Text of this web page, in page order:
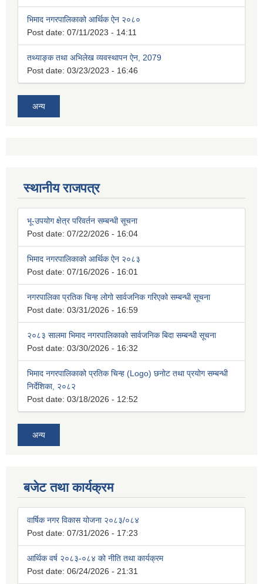
भिमाद नगरपालिकाको आर्थिक ऐन २०८०
Post date: 07/11/2023 - 14:11
तथ्याङ्क तथा अभिलेख व्यवस्थापन ऐन, 2079
Post date: 03/23/2023 - 16:46
अन्य
स्थानीय राजपत्र
भू-उपयोग क्षेत्र परिवर्तन सम्बन्धी सूचना
Post date: 07/22/2026 - 16:04
भिमाद नगरपालिकाको आर्थिक ऐन २०८३
Post date: 07/16/2026 - 16:01
नगरपालिका प्रतिक चिन्ह लोगो सार्वजनिक गरिएको सम्बन्धी सूचना
Post date: 03/31/2026 - 16:59
२०८३ सालमा भिमाद नगरपालिकाको सार्वजनिक बिदा सम्बन्धी सूचना
Post date: 03/30/2026 - 16:32
भिमाद नगरपालिकाको प्रतिक चिन्ह (Logo) छनोट तथा प्रयोग सम्बन्धी
निर्देशिका, २०८२
Post date: 03/18/2026 - 12:52
अन्य
बजेट तथा कार्यक्रम
वार्षिक नगर विकास योजना २०८३/०८४
Post date: 07/31/2026 - 17:23
आर्थिक वर्ष २०८३-०८४ को नीति तथा कार्यक्रम
Post date: 06/24/2026 - 21:31